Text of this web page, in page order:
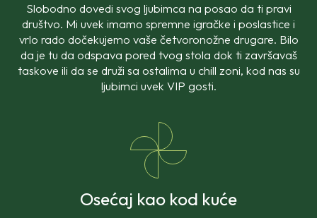
Slobodno dovedi svog ljubimca na posao da ti pravi
društvo. Mi uvek imamo spremne igračke i poslastice i
vrlo rado dočekujemo vaše četvoronožne drugare. Bilo
da je tu da odspava pored tvog stola dok ti završavaš
taskove ili da se druži sa ostalima u chill zoni, kod nas su
ljubimci uvek VIP gosti.
Osećaj kao kod kuće